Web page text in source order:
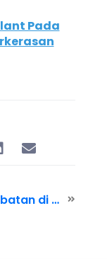
Pada
Pier Jembatan di Infus? Injeksi Epoxy Sebagai Solusi Perbaikan Retakan Pier Jembatan